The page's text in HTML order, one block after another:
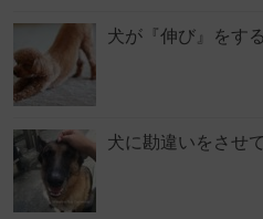
犬が『伸び』をす
犬に勘違いをさせ